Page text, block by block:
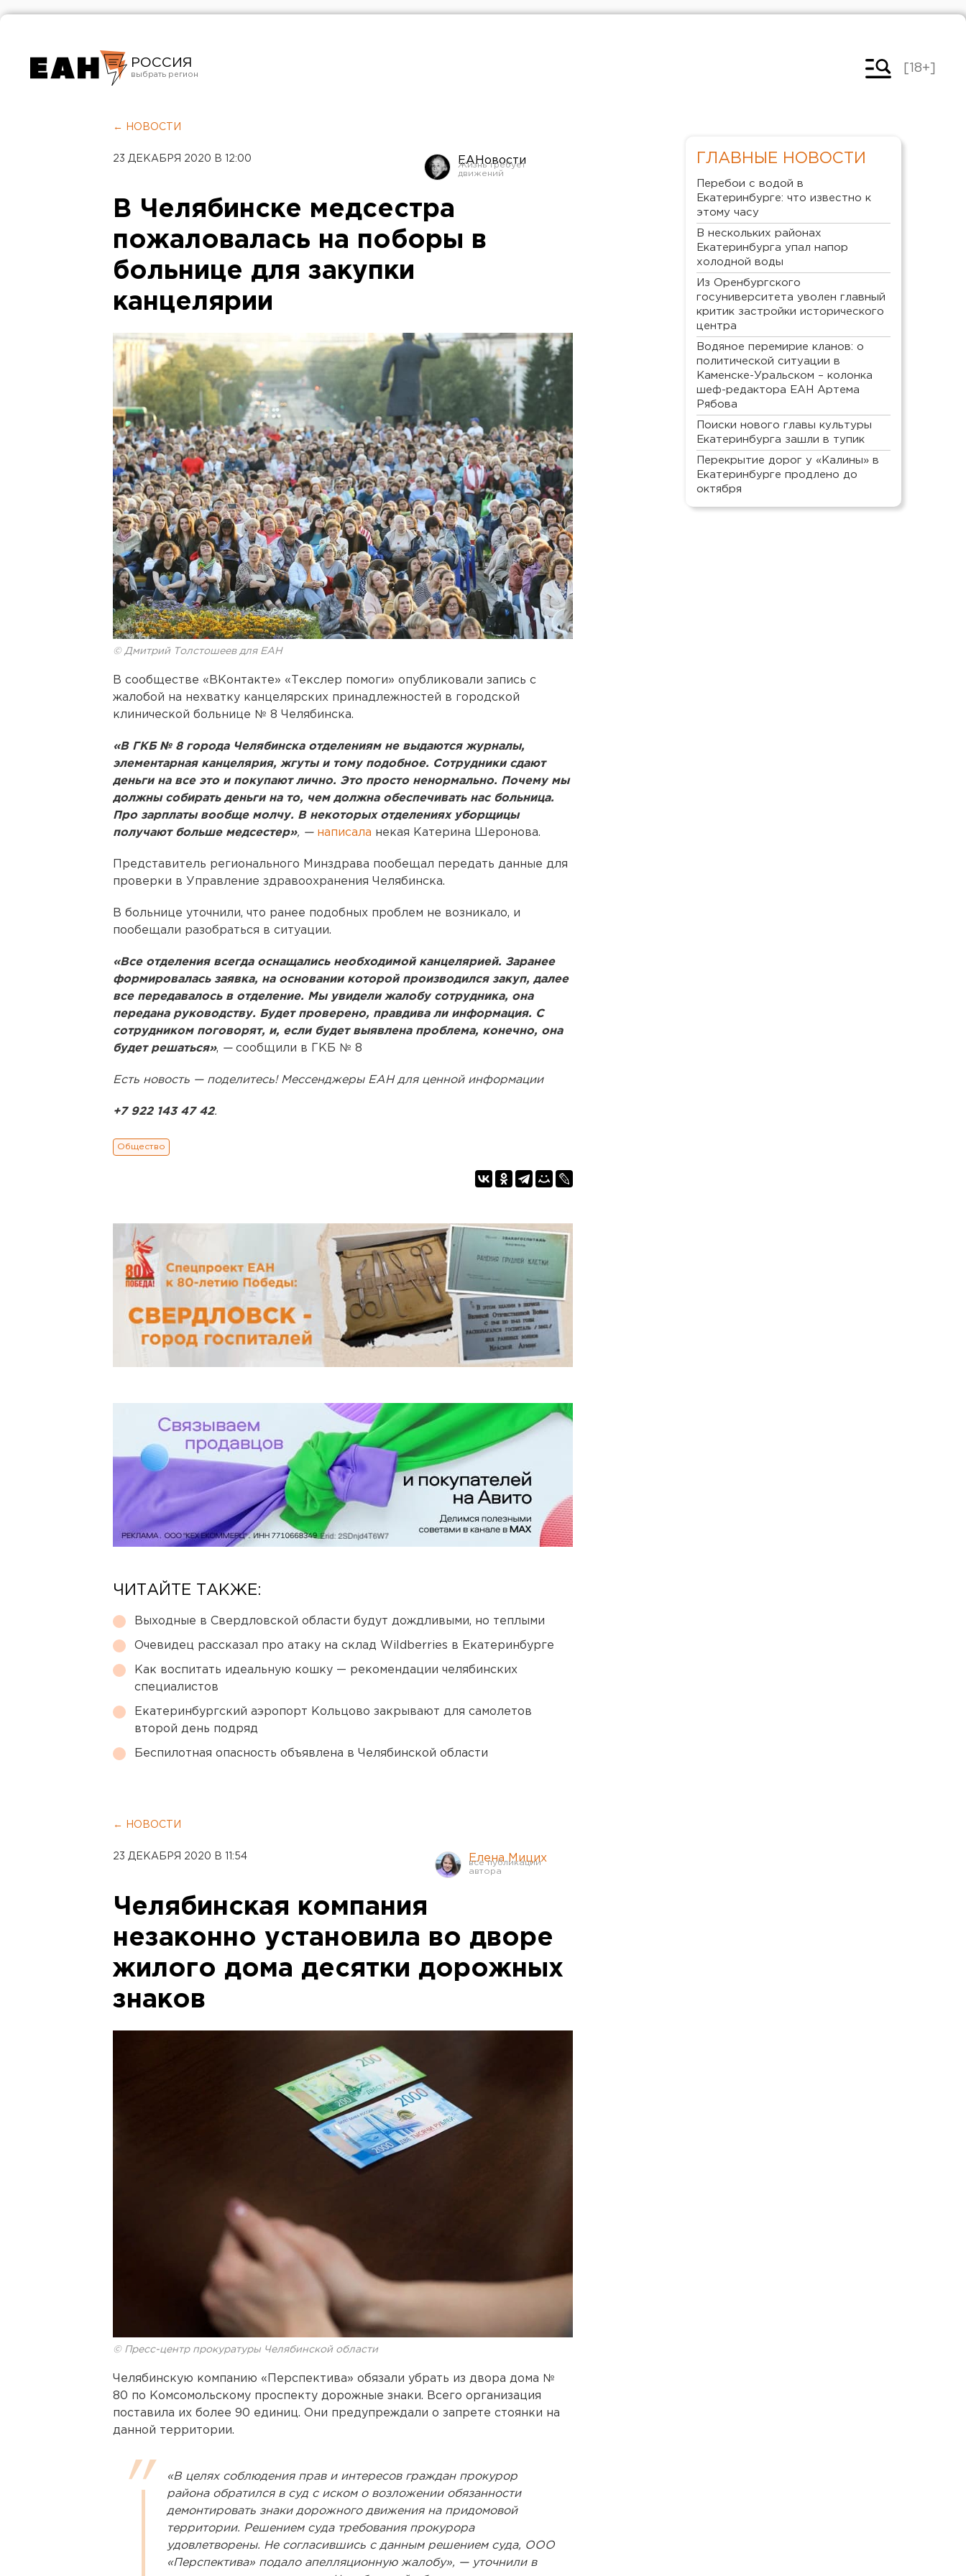
РОССИЯ
Челябинск
[18+]
← НОВОСТИ
23 ДЕКАБРЯ 2020 В 12:00 ЕАНовости
В Челябинске медсестра
пожаловалась на поборы в
больнице для закупки
канцелярии
© Дмитрий Толстошеев для ЕАН
В сообществе «ВКонтакте» «Текслер помоги» опубликовали запись с
жалобой на нехватку канцелярских принадлежностей в городской
клинической больнице № 8 Челябинска.
«В ГКБ № 8 города Челябинска отделениям не выдаются журналы,
элементарная канцелярия, жгуты и тому подобное. Сотрудники сдают
деньги на все это и покупают лично. Это просто ненормально. Почему мы
должны собирать деньги на то, чем должна обеспечивать нас больница.
Про зарплаты вообще молчу. В некоторых отделениях уборщицы
получают больше медсестер», — написала некая Катерина Шеронова.
Представитель регионального Минздрава пообещал передать данные для
проверки в Управление здравоохранения Челябинска.
В больнице уточнили, что ранее подобных проблем не возникало, и
пообещали разобраться в ситуации.
«Все отделения всегда оснащались необходимой канцелярией. Заранее
формировалась заявка, на основании которой производился закуп, далее
все передавалось в отделение. Мы увидели жалобу сотрудника, она
передана руководству. Будет проверено, правдива ли информация. С
сотрудником поговорят, и, если будет выявлена проблема, конечно, она
будет решаться», — сообщили в ГКБ № 8
Есть новость — поделитесь! Мессенджеры ЕАН для ценной информации
+7 922 143 47 42.
Общество
ЧИТАЙТЕ ТАКЖЕ:
Выходные в Свердловской области будут дождливыми, но теплыми
Очевидец рассказал про атаку на склад Wildberries в Екатеринбурге
Как воспитать идеальную кошку — рекомендации челябинских
специалистов
Екатеринбургский аэропорт Кольцово закрывают для самолетов
второй день подряд
Беспилотная опасность объявлена в Челябинской области
← НОВОСТИ
23 ДЕКАБРЯ 2020 В 11:54 Елена Мицих
Челябинская компания
незаконно установила во дворе
жилого дома десятки дорожных
знаков
© Пресс-центр прокуратуры Челябинской области
Челябинскую компанию «Перспектива» обязали убрать из двора дома №
80 по Комсомольскому проспекту дорожные знаки. Всего организация
поставила их более 90 единиц. Они предупреждали о запрете стоянки на
данной территории.
«В целях соблюдения прав и интересов граждан прокурор
района обратился в суд с иском о возложении обязанности
демонтировать знаки дорожного движения на придомовой
территории. Решением суда требования прокурора
удовлетворены. Не согласившись с данным решением суда, ООО
«Перспектива» подало апелляционную жалобу», — уточнили в
ГЛАВНЫЕ НОВОСТИ
Перебои с водой в
Екатеринбурге: что известно к
этому часу
В нескольких районах
Екатеринбурга упал напор
холодной воды
Из Оренбургского
госуниверситета уволен главный
критик застройки исторического
центра
Водяное перемирие кланов: о
политической ситуации в
Каменске-Уральском – колонка
шеф-редактора ЕАН Артема
Рябова
Поиски нового главы культуры
Екатеринбурга зашли в тупик
Перекрытие дорог у «Калины» в
Екатеринбурге продлено до
октября